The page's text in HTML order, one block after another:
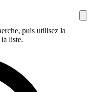
puis utilisez la
liste.